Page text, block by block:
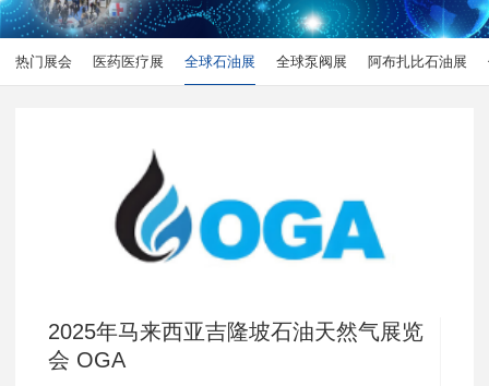
热门展会 医药医疗展 全球石油展 全球泵阀展 阿布扎比石油展
2025年马来西亚吉隆坡石油天然气展览
会 OGA